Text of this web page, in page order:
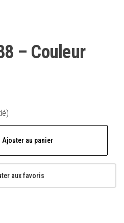
– Couleur
Ajouter au panier
aux favoris